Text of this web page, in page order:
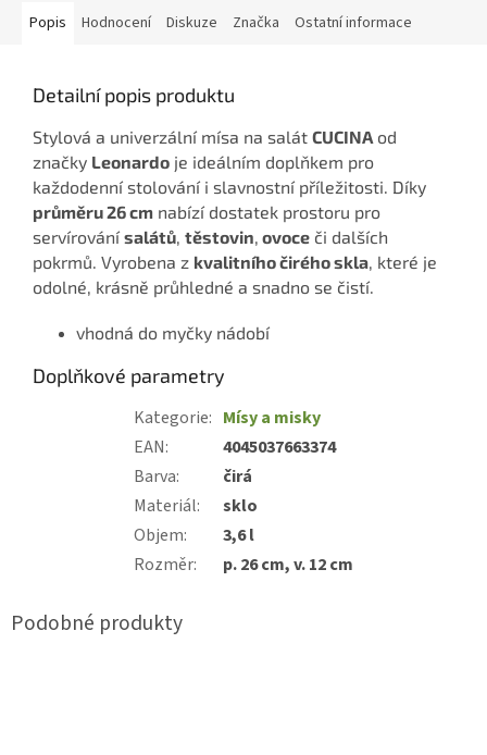
Popis Hodnocení Diskuze Značka Ostatní informace
Detailní popis produktu
Stylová a univerzální mísa na salát CUCINA od
značky Leonardo je ideálním doplňkem pro
každodenní stolování i slavnostní příležitosti. Díky
průměru 26 cm nabízí dostatek prostoru pro
servírovánísalátů těstovin ovoce či dalších
pokrmů. Vyrobena z kvalitního čirého skla , které je
odolné, krásně průhledné a snadno se čistí.
vhodná do myčky nádobí
Doplňkové parametry
Kategorie: Mísy a misky
EAN:
4045037663374
Barva:
čirá
Materiál:
sklo
Objem:
3,6 l
Rozměr: p. 26 cm, v. 12 cm